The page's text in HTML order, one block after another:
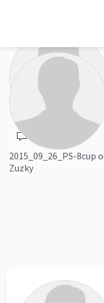
0
2015_09_26_PS-8cup
Zuzky